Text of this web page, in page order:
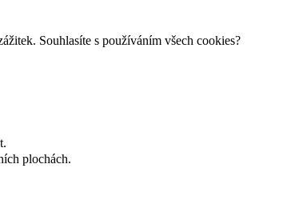
Souhlasíte s používáním všech cookies?
plochách.